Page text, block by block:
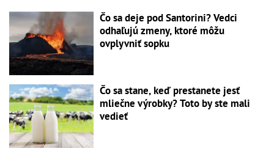
Čo sa deje pod Santorini? Vedci
odhaľujú zmeny, ktoré môžu
ovplyvniť sopku
Čo sa stane, keď prestanete jesť
mliečne výrobky? Toto by ste mali
vedieť